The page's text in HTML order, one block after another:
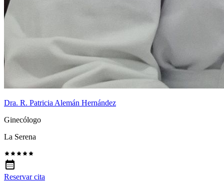
Dra. R. Patricia Alemán Hernández
Ginecólogo
La Serena
Reservar cita